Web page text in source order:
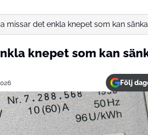
missar det enkla knepet som kan
knepet som kan
Följ